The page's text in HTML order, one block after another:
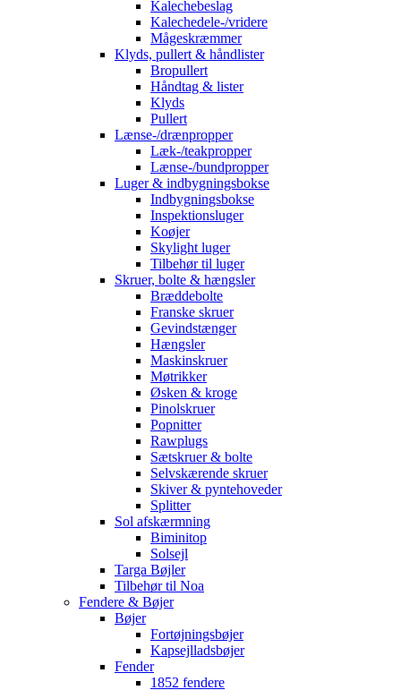
Kalechebeslag
Kalechedele-/vridere
Mågeskræmmer
Klyds, pullert & håndlister
Bropullert
Håndtag & lister
Klyds
Pullert
Lænse-/drænpropper
Læk-/teakpropper
Lænse-/bundpropper
Luger & indbygningsbokse
Indbygningsbokse
Inspektionsluger
Koøjer
Skylight luger
Tilbehør til luger
Skruer, bolte & hængsler
Bræddebolte
Franske skruer
Gevindstænger
Hængsler
Maskinskruer
Møtrikker
Øsken & kroge
Pinolskruer
Popnitter
Rawplugs
Sætskruer & bolte
Selvskærende skruer
Skiver & pyntehoveder
Splitter
Sol afskærmning
Biminitop
Solsejl
Targa Bøjler
Tilbehør til Noa
Fendere & Bøjer
Bøjer
Fortøjningsbøjer
Kapsejlladsbøjer
Fender
1852 fendere